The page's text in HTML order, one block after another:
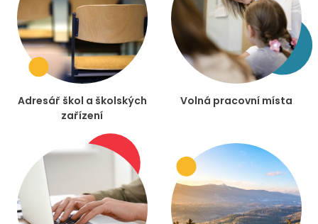
Adresář škol a školských
zařízení
Volná pracovní místa